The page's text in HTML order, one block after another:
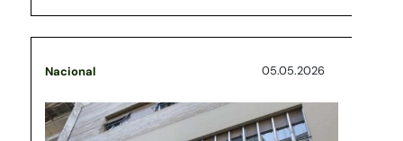
Nacional 05.05.2026